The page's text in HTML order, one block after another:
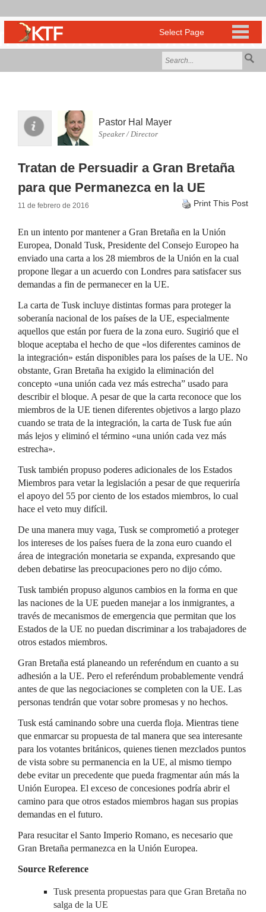
Pastor Hal Mayer
Speaker / Director
Tratan de Persuadir a Gran Bretaña
para que Permanezca en la UE
11 de febrero de 2016 Print This Post
En un intento por mantener a Gran Bretaña en la Unión
Europea, Donald Tusk, Presidente del Consejo Europeo ha
enviado una carta a los 28 miembros de la Unión en la cual
propone llegar a un acuerdo con Londres para satisfacer sus
demandas a fin de permanecer en la UE.
La carta de Tusk incluye distintas formas para proteger la
soberanía nacional de los países de la UE, especialmente
aquellos que están por fuera de la zona euro. Sugirió que el
bloque aceptaba el hecho de que «los diferentes caminos de
la integración» están disponibles para los países de la UE. No
obstante, Gran Bretaña ha exigido la eliminación del
concepto «una unión cada vez más estrecha” usado para
describir el bloque. A pesar de que la carta reconoce que los
miembros de la UE tienen diferentes objetivos a largo plazo
cuando se trata de la integración, la carta de Tusk fue aún
más lejos y eliminó el término «una unión cada vez más
estrecha».
Tusk también propuso poderes adicionales de los Estados
Miembros para vetar la legislación a pesar de que requeriría
el apoyo del 55 por ciento de los estados miembros, lo cual
hace el veto muy difícil.
De una manera muy vaga, Tusk se comprometió a proteger
los intereses de los países fuera de la zona euro cuando el
área de integración monetaria se expanda, expresando que
deben debatirse las preocupaciones pero no dijo cómo.
Tusk también propuso algunos cambios en la forma en que
las naciones de la UE pueden manejar a los inmigrantes, a
través de mecanismos de emergencia que permitan que los
Estados de la UE no puedan discriminar a los trabajadores de
otros estados miembros.
Gran Bretaña está planeando un referéndum en cuanto a su
adhesión a la UE. Pero el referéndum probablemente vendrá
antes de que las negociaciones se completen con la UE. Las
personas tendrán que votar sobre promesas y no hechos.
Tusk está caminando sobre una cuerda floja. Mientras tiene
que enmarcar su propuesta de tal manera que sea interesante
para los votantes británicos, quienes tienen mezclados puntos
de vista sobre su permanencia en la UE, al mismo tiempo
debe evitar un precedente que pueda fragmentar aún más la
Unión Europea. El exceso de concesiones podría abrir el
camino para que otros estados miembros hagan sus propias
demandas en el futuro.
Para resucitar el Santo Imperio Romano, es necesario que
Gran Bretaña permanezca en la Unión Europea.
Source Reference
Tusk presenta propuestas para que Gran Bretaña no
salga de la UE